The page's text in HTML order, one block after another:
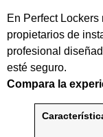
En Perfect
propietarios de
profesional
esté seguro.
Compara la